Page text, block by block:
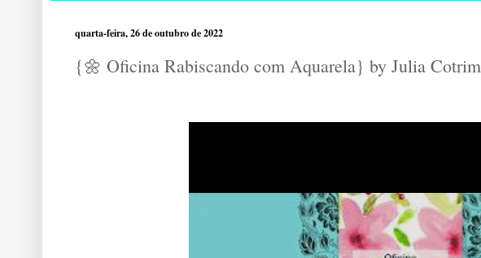
quarta-feira, 26 de outubro de 2022
{🌼 Oficina Rabiscando com Aquarela} by Julia Cotrim